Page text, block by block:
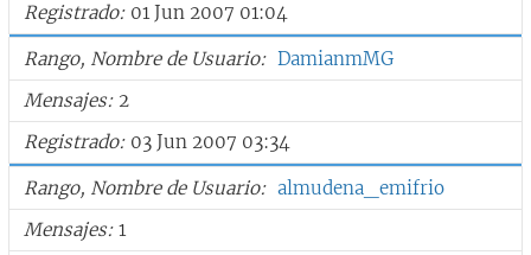
Registrado 01 Jun 2007 01:04
Rango, Nombre de Usuario
DamianmMG
Mensajes 2
Registrado 03 Jun 2007 03:34
Rango, Nombre de Usuario
almudena_emifrio
Mensajes 1